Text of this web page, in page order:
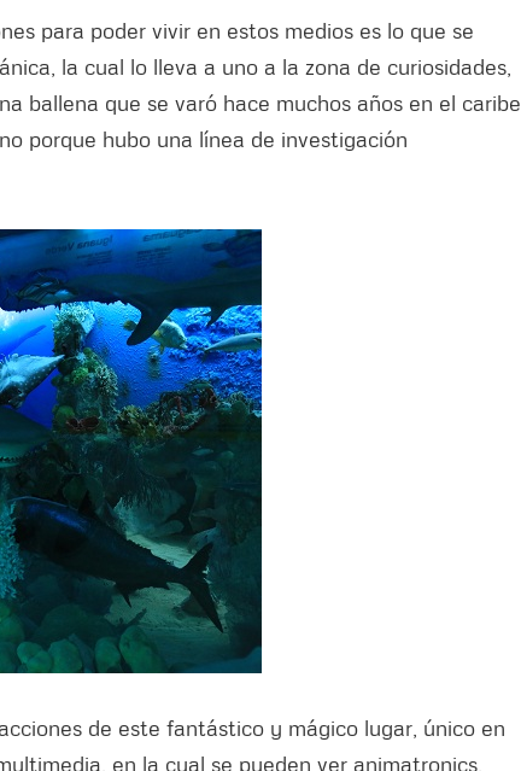
para poder vivir en estos medios es lo que se
la cual lo lleva a uno a la zona de curiosidades,
ballena que se varó hace muchos años en el caribe
porque hubo una línea de investigación
de este fantástico y mágico lugar, único en
en la cual se pueden ver animatronics,